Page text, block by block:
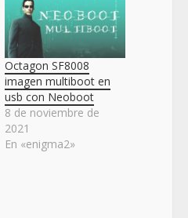
Octagon SF8008
imagen multiboot en
usb con Neoboot
8 de noviembre de
2021
En «enigma2»